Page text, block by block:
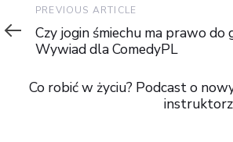
Previous
Article
PREVIOUS ARTICLE
Czy jogin śmiechu ma prawo do
Wywiad dla ComedyPL
Article
Co robić w życiu? Podcast o